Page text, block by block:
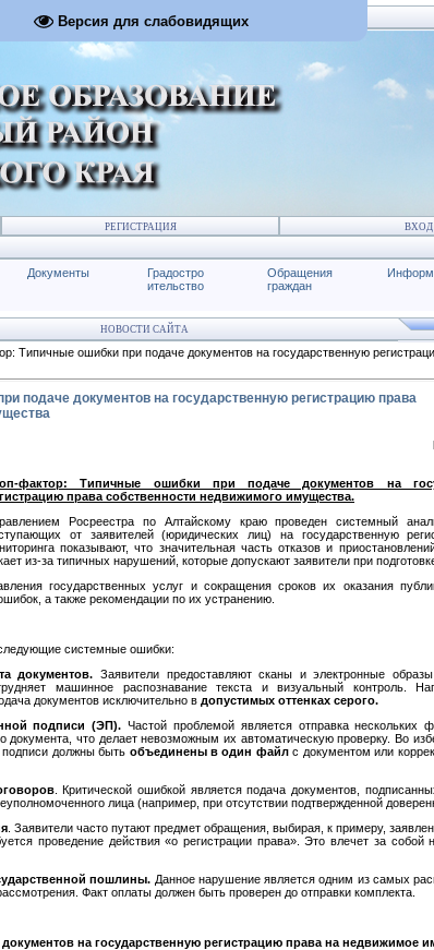
Версия для слабовидящих
РЕГИСТРАЦИЯ ВХОД
Документы
Градостро
ительство
Обращения
граждан
НОВОСТИ САЙТА
Типичные ошибки при подаче документов на государственную
подаче документов на государственную регистрацию права
фактор: Типичные ошибки при подаче документов на
права собственности недвижимого имущества.
Росреестра по Алтайскому краю проведен системный
от заявителей (юридических лиц) на государственную
показывают, что значительная часть отказов и
из-за типичных нарушений, которые допускают заявители при
государственных услуг и сокращения сроков их оказания
а также рекомендации по их устранению.
системные ошибки:
документов. Заявители предоставляют сканы и электронные
машинное распознавание текста и визуальный контроль.
документов исключительно в допустимых оттенках серого.
подписи (ЭП). Частой проблемой является отправка нескольких
делает невозможным их автоматическую проверку. Во
подписи должны быть объединены в один файлс документом или
. Критической ошибкой является подача документов,
лица (например, при отсутствии подтвержденной
. Заявители часто путают предмет обращения, выбирая, к примеру,
проведение действия «о регистрации права». Это влечет за собой
пошлины. Данное нарушение является одним из самых
Факт оплаты должен быть проверен до отправки комплекта.
на государственную регистрацию права на недвижимое